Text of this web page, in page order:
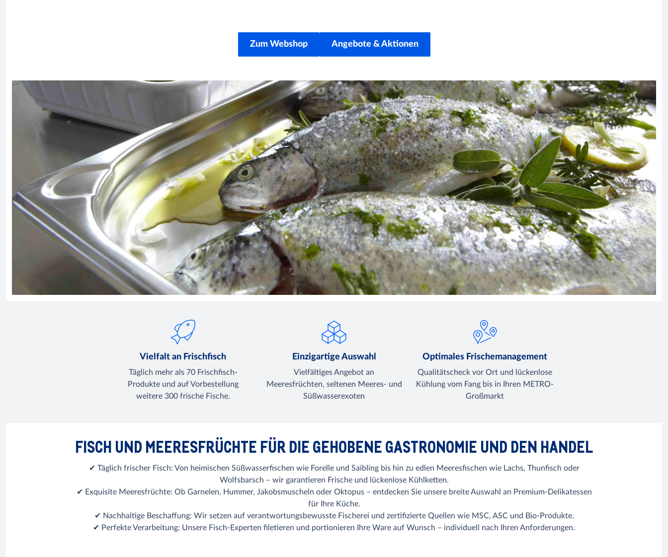
Zum Webshop Angebote & Aktionen
Vielfalt an Frischfisch
Täglich mehr als 70 Frischfisch-
Produkte und auf Vorbestellung
weitere 300 frische Fische.
Einzigartige Auswahl
Vielfältiges Angebot an
Meeresfrüchten, seltenen Meeres- und
Süßwasserexoten
Optimales Frischemanagement
Qualitätscheck vor Ort und lückenlose
Kühlung vom Fang bis in Ihren METRO-
Großmarkt
FISCH UND MEERESFRÜCHTE FÜR DIE GEHOBENE GASTRONOMIE UND DEN HANDEL
✔ Täglich frischer Fisch: Von heimischen Süßwasserfischen wie Forelle und Saibling bis hin zu edlen Meeresfischen wie Lachs, Thunfisch oder
Wolfsbarsch – wir garantieren Frische und lückenlose Kühlketten.
✔ Exquisite Meeresfrüchte: Ob Garnelen, Hummer, Jakobsmuscheln oder Oktopus – entdecken Sie unsere breite Auswahl an Premium-Delikatessen
für Ihre Küche.
✔ Nachhaltige Beschaffung: Wir setzen auf verantwortungsbewusste Fischerei und zertifizierte Quellen wie MSC, ASC und Bio-Produkte.
✔ Perfekte Verarbeitung: Unsere Fisch-Experten filetieren und portionieren Ihre Ware auf Wunsch – individuell nach Ihren Anforderungen.